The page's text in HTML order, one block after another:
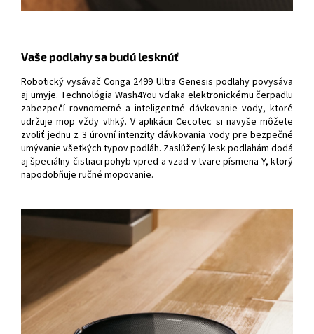
Vaše podlahy sa budú lesknúť
Robotický vysávač Conga 2499 Ultra Genesis podlahy povysáva
aj umyje. Technológia Wash4You vďaka elektronickému čerpadlu
zabezpečí rovnomerné a inteligentné dávkovanie vody, ktoré
udržuje mop vždy vlhký. V aplikácii Cecotec si navyše môžete
zvoliť jednu z 3 úrovní intenzity dávkovania vody pre bezpečné
umývanie všetkých typov podláh. Zaslúžený lesk podlahám dodá
aj špeciálny čistiaci pohyb vpred a vzad v tvare písmena Y, ktorý
napodobňuje ručné mopovanie.